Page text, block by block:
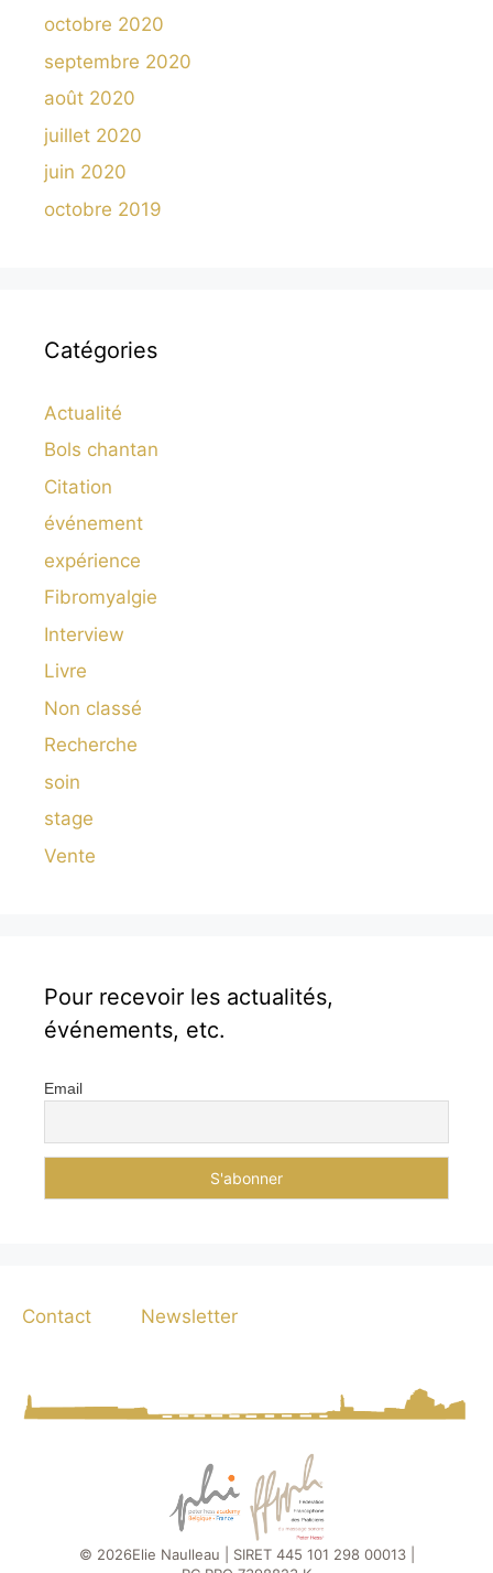
octobre 2020
septembre 2020
août 2020
juillet 2020
juin 2020
octobre 2019
Catégories
Actualité
Bols chantan
Citation
événement
expérience
Fibromyalgie
Interview
Livre
Non classé
Recherche
soin
stage
Vente
Pour recevoir les actualités,
événements, etc.
Email
Contact Newsletter
© 2026Elie Naulleau | SIRET 445 101 298 00013 |